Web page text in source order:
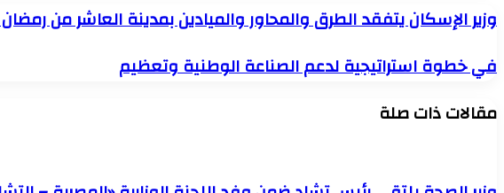
وزير
الإسكان
الطرق
والمحاور
بمدينة
وزير الإسكان يتفقد الطرق والمحاور والميادين بمدينة العاشر من
في
خطوة
لدعم
في خطوة استراتيجية لدعم الصناعة الوطنية وتعظيم
مقالات ذات صلة